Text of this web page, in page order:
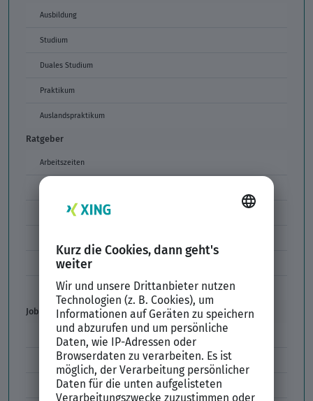
Ausbildung
Studium
Duales Studium
Praktikum
Auslandspraktikum
Ratgeber
Arbeitszeiten
Arbeitszeitmodelle
Formulierungen im Arbeitszeugnis
Unbefristeter Arbeitsvertrag
Der XING Bewerbungsratgeber
Job & Karriere
Arbeitsvertrag
Codes im Arbeitszeugnis
Kündigung